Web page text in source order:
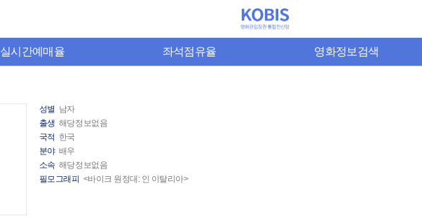
실시간예매율 좌석점유율 영화정보검색
성별 남자
출생 해당정보없음
국적 한국
분야 배우
소속 해당정보없음
필모그래피 <바이크 원정대: 인 이탈리아>